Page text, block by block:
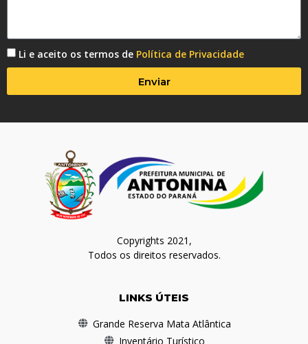
Li e aceito os termos de Política de Privacidade
Enviar
Copyrights 2021,
Todos os direitos reservados.
LINKS ÚTEIS
Grande Reserva Mata Atlântica
Inventário Turístico